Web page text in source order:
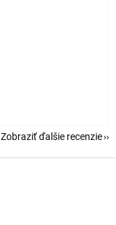
Zobraziť ďalšie recenzie